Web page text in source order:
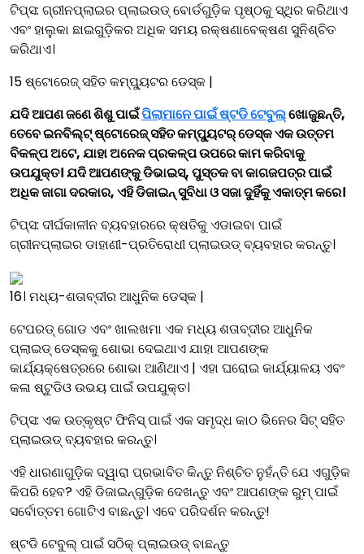
ଟିପ୍ସ: ଗ୍ରୀନପ୍ଲାଇର ପ୍ଲାଇଉଡ୍ ବୋର୍ଡଗୁଡ଼ିକ ପୃଷ୍ଠକୁ ସ୍ଥିର କରିଥାଏ
ଏବଂ ହାଲୁକା ଛାଇଗୁଡ଼ିକର ଅଧିକ ସମୟ ରକ୍ଷଣାବେକ୍ଷଣ ସୁନିଶ୍ଚିତ
କରିଥାଏ।
15 ଷ୍ଟୋରେଜ୍ ସହିତ କମ୍ପ୍ୟୁଟର ଡେସ୍କ |
ଯଦି ଆପଣ ଜଣେ ଶିଶୁ ପାଇଁପିଲାମାନେ ପାଇଁ ଷ୍ଟଡି ଟେବୁଲ୍ଖୋଜୁଛନ୍ତି,
ତେବେ ଇନବିଲ୍ଟ୍ ଷ୍ଟୋରେଜ୍ ସହିତ କମ୍ପ୍ୟୁଟର୍ ଡେସ୍କ ଏକ ଉତ୍ତମ
ବିକଳ୍ପ ଅଟେ, ଯାହା ଅନେକ ପ୍ରକଳ୍ପ ଉପରେ କାମ କରିବାକୁ
ଉପଯୁକ୍ତ। ଯଦି ଆପଣଙ୍କୁ ଡିଭାଇସ୍, ପୁସ୍ତକ ବା କାଗଜପତ୍ର ପାଇଁ
ଅଧିକ ଜାଗା ଦରକାର, ଏହି ଡିଜାଇନ୍ ସୁବିଧା ଓ ସଜା ଦୁହିଁକୁ ଏକାତ୍ମ କରେ।
ଟିପ୍ସ: ଦୀର୍ଘକାଳୀନ ବ୍ୟବହାରରେ କ୍ଷତିକୁ ଏଡାଇବା ପାଇଁ
ଗ୍ରୀନପ୍ଲାଇର ଡାହାଣୀ-ପ୍ରତିରୋଧୀ ପ୍ଲାଇଉଡ୍ ବ୍ୟବହାର କରନ୍ତୁ।
16। ମଧ୍ୟ-ଶତାବ୍ଦୀର ଆଧୁନିକ ଡେସ୍କ |
ଟେପରଡ୍ ଗୋଡ ଏବଂ ଖାଲଖମା ଏକ ମଧ୍ୟ ଶତାବ୍ଦୀର ଆଧୁନିକ
ପ୍ଲାଇଡ୍ ଡେସ୍କକୁ ଶୋଭା ଦେଇଥାଏ ଯାହା ଆପଣଙ୍କ
କାର୍ଯ୍ୟକ୍ଷେତ୍ରରେ ଶୋଭା ଆଣିଥାଏ | ଏହା ଘରୋଇ କାର୍ଯ୍ୟାଳୟ ଏବଂ
କଳା ଷ୍ଟୁଡିଓ ଉଭୟ ପାଇଁ ଉପଯୁକ୍ତ।
ଟିପ୍ସ: ଏକ ଉତ୍କୃଷ୍ଟ ଫିନିସ୍ ପାଇଁ ଏକ ସମୃଦ୍ଧ କାଠ ଭିନେର ସିଟ୍ ସହିତ
ପ୍ଲାଇଉଡ୍ ବ୍ୟବହାର କରନ୍ତୁ।
ଏହି ଧାରଣାଗୁଡ଼ିକ ଦ୍ୱାରା ପ୍ରଭାବିତ କିନ୍ତୁ ନିଶ୍ଚିତ ନୁହଁନ୍ତି ଯେ ଏଗୁଡ଼ିକ
କିପରି ହେବ? ଏହି ଡିଜାଇନ୍‌ଗୁଡ଼ିକ ଦେଖନ୍ତୁ ଏବଂ ଆପଣଙ୍କ ରୁମ୍ ପାଇଁ
ସର୍ବୋତ୍ତମ ଗୋଟିଏ ବାଛନ୍ତୁ। ଏବେ ପରିଦର୍ଶନ କରନ୍ତୁ!
ଷ୍ଟଡି ଟେବୁଲ୍‌ ପାଇଁ ସଠିକ୍ ପ୍ଲାଇଉଡ୍ ବାଛନ୍ତୁ